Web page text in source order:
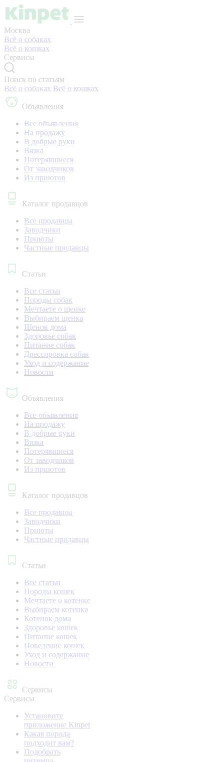
Москва
Всё о собаках
Всё о кошках
Сервисы
Поиск по статьям
Всё о собаках Всё о кошках
Объявления
Все объявления
На продажу
В добрые руки
Вязка
Потерявшиеся
От заводчиков
Из приютов
Каталог продавцов
Все продавцы
Заводчики
Приюты
Частные продавцы
Статьи
Все статьи
Породы собак
Мечтаете о щенке
Выбираем щенка
Щенок дома
Здоровье собак
Питание собак
Дрессировка собак
Уход и содержание
Новости
Объявления
Все объявления
На продажу
В добрые руки
Вязка
Потерявшиеся
От заводчиков
Из приютов
Каталог продавцов
Все продавцы
Заводчики
Приюты
Частные продавцы
Статьи
Все статьи
Породы кошек
Мечтаете о котенке
Выбираем котенка
Котенок дома
Здоровье кошек
Питание кошек
Поведение кошек
Уход и содержание
Новости
Сервисы
Сервисы
Установите
приложение Kinpet
Какая порода
подходит вам?
Подобрать